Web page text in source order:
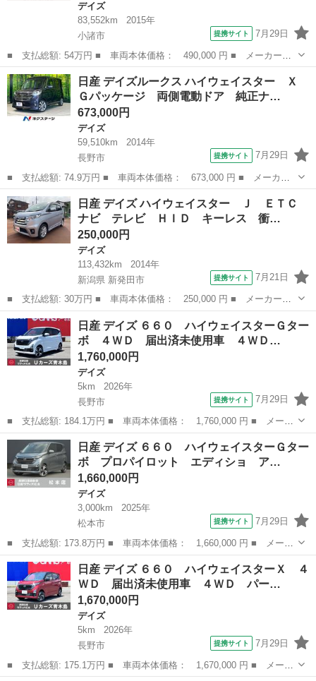
デイズ
83,552km
2015年
小諸市
提携サイト 7月29日
■ 支払総額: 54万円 ■ 車両本体価格： 490,000 円 ■ メーカー
名： 日産 ■ 車種名： デイズルークス ■ グレード名： ハイウ
ェイスター ターボ ターボ 社外ナビＴＶ ＥＴＣ 純正アルミ
バックカメラ ア...
長野 小諸市 デイズ
日産 デイズルークス ハイウェイスター Ｘ
Ｇパッケージ 両側電動ドア 純正ナ…
673,000円
デイズ
59,510km
2014年
長野市
提携サイト 7月29日
■ 支払総額: 74.9万円 ■ 車両本体価格： 673,000 円 ■ メーカー
名： 日産 ■ 車種名： デイズルークス ■ グレード名： ハイウ
ェイスター Ｘ Ｇパッケージ 両側電動ドア 純正ナビ 全周囲カ
メラ ＥＴＣ...
長野 長野市 デイズ
日産 デイズ ハイウェイスター Ｊ ＥＴＣ
ナビ テレビ ＨＩＤ キーレス 衝…
250,000円
デイズ
113,432km
2014年
新潟県 新発田市
提携サイト 7月21日
■ 支払総額: 30万円 ■ 車両本体価格： 250,000 円 ■ メーカー
名： 日産 ■ 車種名： デイズ ■ グレード名： ハイウェイスタ
ー Ｊ ＥＴＣ ナビ テレビ ＨＩＤ キーレス 衝突安全ボデ
ィ ベンチシート ...
新潟 新発田市 デイズ
日産 デイズ ６６０ ハイウェイスターＧター
ボ ４ＷＤ 届出済未使用車 ４ＷＤ…
1,760,000円
デイズ
5km
2026年
長野市
提携サイト 7月29日
■ 支払総額: 184.1万円 ■ 車両本体価格： 1,760,000 円 ■ メーカ
ー名： 日産 ■ 車種名： デイズ ■ グレード名： ６６０ ハイ
ウェイスターＧターボ ４ＷＤ 届出済未使用車 ４ＷＤタ－ボ オ
ートマチ...
長野 長野市 デイズ
日産 デイズ ６６０ ハイウェイスターＧター
ボ プロパイロット エディショ ア…
1,660,000円
デイズ
3,000km
2025年
松本市
提携サイト 7月29日
■ 支払総額: 173.8万円 ■ 車両本体価格： 1,660,000 円 ■ メーカ
ー名： 日産 ■ 車種名： デイズ ■ グレード名： ６６０ ハイ
ウェイスターＧターボ プロパイロット エディショ アラウンドモ
ニタ イ...
長野 松本市 デイズ
日産 デイズ ６６０ ハイウェイスターＸ ４
ＷＤ 届出済未使用車 ４ＷＤ パー…
1,670,000円
デイズ
5km
2026年
長野市
提携サイト 7月29日
■ 支払総額: 175.1万円 ■ 車両本体価格： 1,670,000 円 ■ メーカ